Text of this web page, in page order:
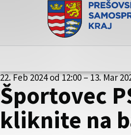
Doména psk.sk je
Toto je oficiálna
22. Feb 2024 od 12:00 – 13. Mar
Športovec
kliknite na